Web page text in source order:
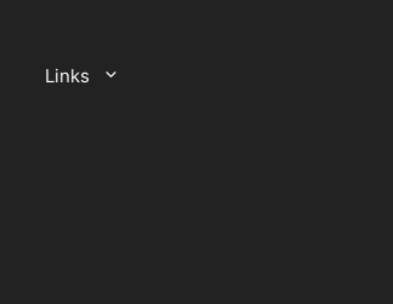
Links